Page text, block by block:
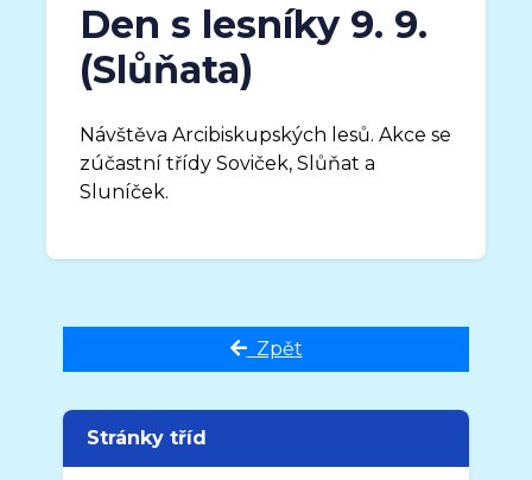
Den s lesníky 9. 9.
(Slůňata)
Návštěva Arcibiskupských lesů. Akce se
zúčastní třídy Soviček, Slůňat a
Sluníček.
Zpět
Stránky tříd